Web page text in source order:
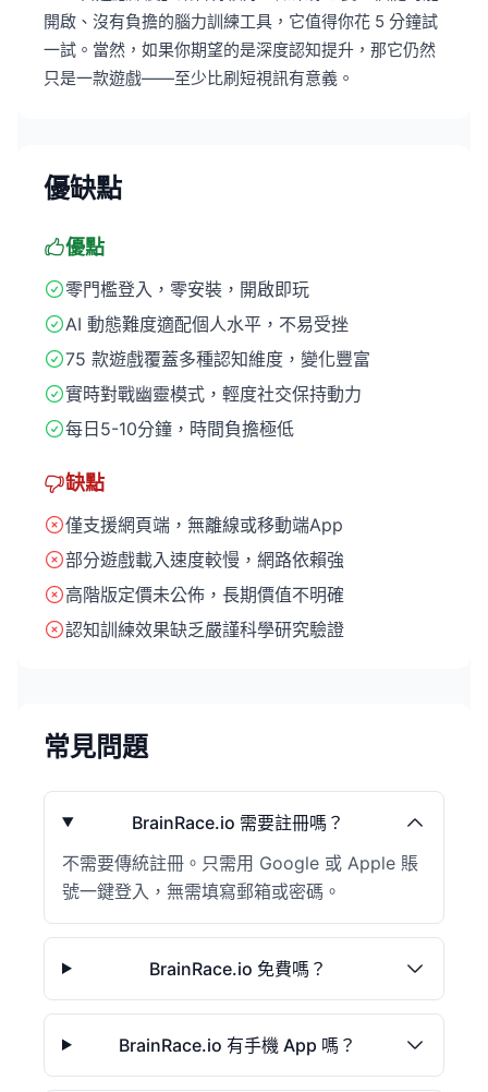
開啟、沒有負擔的腦力訓練工具，它值得你花 5 分鐘試
一試。當然，如果你期望的是深度認知提升，那它仍然
只是一款遊戲——至少比刷短視訊有意義。
優缺點
優點
零門檻登入，零安裝，開啟即玩
AI 動態難度適配個人水平，不易受挫
75 款遊戲覆蓋多種認知維度，變化豐富
實時對戰幽靈模式，輕度社交保持動力
每日5-10分鐘，時間負擔極低
缺點
僅支援網頁端，無離線或移動端App
部分遊戲載入速度較慢，網路依賴強
高階版定價未公佈，長期價值不明確
認知訓練效果缺乏嚴謹科學研究驗證
常見問題
BrainRace.io 需要註冊嗎？
不需要傳統註冊。只需用 Google 或 Apple 賬
號一鍵登入，無需填寫郵箱或密碼。
BrainRace.io 免費嗎？
BrainRace.io 有手機 App 嗎？